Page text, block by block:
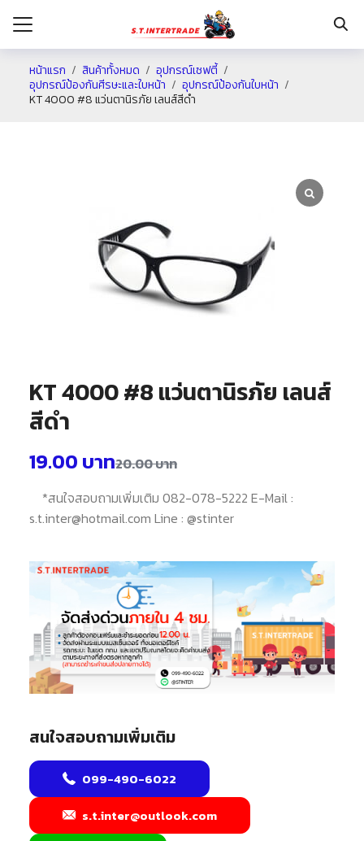
หน้าแรก สินค้าทั้งหมด
อุปกรณ์เซฟตี้
อุปกรณ์ป้องกันศีรษะและใบหน้า
อุปกรณ์ป้องกันใบหน้า
KT 4000 #8 แว่นตานิรภัย เลนส์สีดำ
KT 4000 #8 แว่นตานิรภัย เลนส์
สีดำ
20.00บาท
19.00 บาท
*สนใจสอบถามเพิ่มเติม 082-078-5222 E-Mail :
s.t.inter@hotmail.com Line : @stinter
สนใจสอบถามเพิ่มเติม
099-490-6022
s.t.inter@outlook.com